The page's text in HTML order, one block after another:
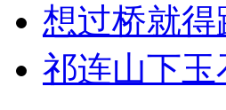
想过桥就得
祁连山下